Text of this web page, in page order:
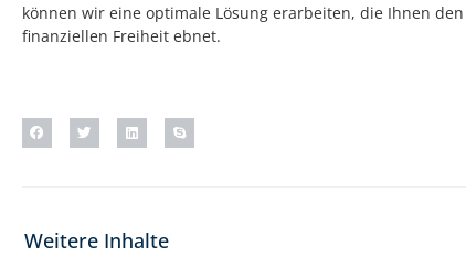
können wir eine optimale Lösung erarbeiten, die Ihnen
finanziellen Freiheit ebnet.